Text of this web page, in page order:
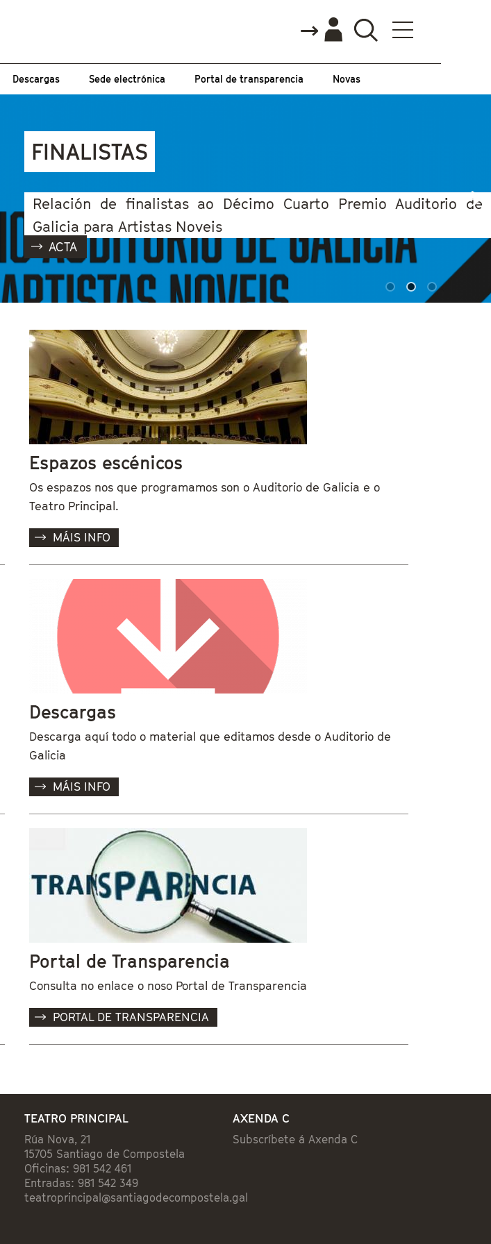
Descargas Sede electrónica Portal de transparencia Novas
FINALISTAS
Relación de finalistas ao Décimo Cuarto Premio Auditorio de
Galicia para Artistas Noveis
ACTA
Espazos escénicos
Os espazos nos que programamos son o Auditorio de Galicia e o
Teatro Principal.
MÁIS INFO
Descargas
Descarga aquí todo o material que editamos desde o Auditorio de
Galicia
MÁIS INFO
Portal de Transparencia
Consulta no enlace o noso Portal de Transparencia
PORTAL DE TRANSPARENCIA
TEATRO PRINCIPAL
Rúa Nova, 21
15705 Santiago de Compostela
Oficinas: 981 542 461
Entradas: 981 542 349
teatroprincipal@santiagodecompostela.gal
AXENDA C
Subscríbete á Axenda C